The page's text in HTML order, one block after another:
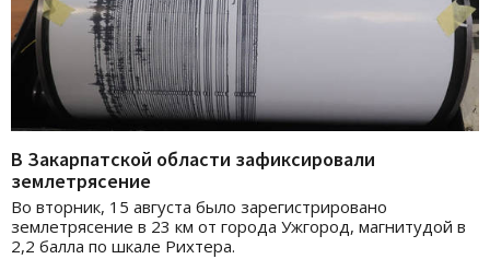
В Закарпатской области зафиксировали
землетрясение
Во вторник, 15 августа было зарегистрировано
землетрясение в 23 км от города Ужгород, магнитудой в
2,2 балла по шкале Рихтера.